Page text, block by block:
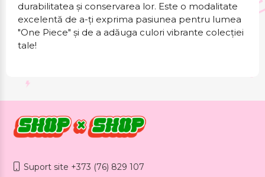
durabilitatea și conservarea lor. Este o modalitate
excelentă de a-ți exprima pasiunea pentru lumea
"One Piece" și de a adăuga culori vibrante colecției
tale!
Suport site +373 (76) 829 107